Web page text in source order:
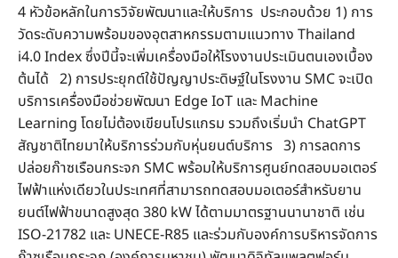
4 หัวข้อหลักในการวิจัยพัฒนาและให้บริการ ประกอบด้วย 1) การ
วัดระดับความพร้อมของอุตสาหกรรมตามแนวทาง Thailand
i4.0 Index ซึ่งปีนี้จะเพิ่มเครื่องมือให้โรงงานประเมินตนเองเบื้อง
ต้นได้ 2) การประยุกต์ใช้ปัญญาประดิษฐ์ในโรงงาน SMC จะเปิด
บริการเครื่องมือช่วยพัฒนา Edge IoT และ Machine
Learning โดยไม่ต้องเขียนโปรแกรม รวมถึงเริ่มนำ ChatGPT
สัญชาติไทยมาให้บริการร่วมกับหุ่นยนต์บริการ 3) การลดการ
ปล่อยก๊าซเรือนกระจก SMC พร้อมให้บริการศูนย์ทดสอบมอเตอร์
ไฟฟ้าแห่งเดียวในประเทศที่สามารถทดสอบมอเตอร์สำหรับยาน
ยนต์ไฟฟ้าขนาดสูงสุด 380 kW ได้ตามมาตรฐานนานาชาติ เช่น
ISO-21782 และ UNECE-R85 และร่วมกับองค์การบริหารจัดการ